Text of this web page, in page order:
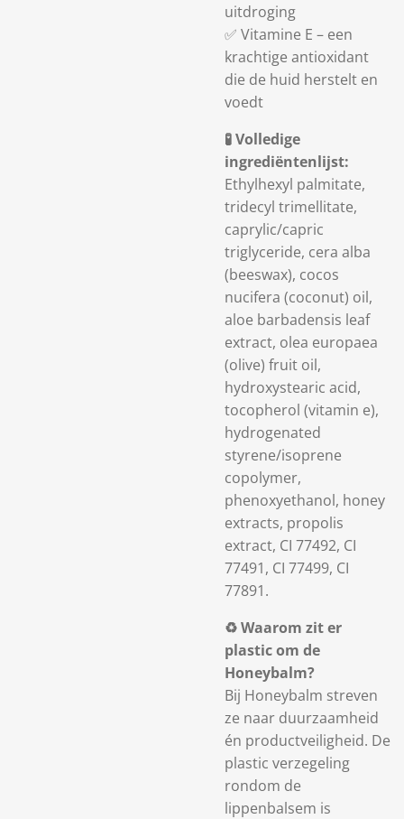
uitdroging
✅ Vitamine E – een
krachtige antioxidant
die de huid herstelt en
voedt
🧪Volledige
ingrediëntenlijst:
Ethylhexyl palmitate,
tridecyl trimellitate,
caprylic/capric
triglyceride, cera alba
(beeswax), cocos
nucifera (coconut) oil,
aloe barbadensis leaf
extract, olea europaea
(olive) fruit oil,
hydroxystearic acid,
tocopherol (vitamin e),
hydrogenated
styrene/isoprene
copolymer,
phenoxyethanol, honey
extracts, propolis
extract, CI 77492, CI
77491, CI 77499, CI
77891.
♻️Waarom zit er
plastic om de
Honeybalm?
Bij Honeybalm streven
ze naar duurzaamheid
én productveiligheid. De
plastic verzegeling
rondom de
lippenbalsem is